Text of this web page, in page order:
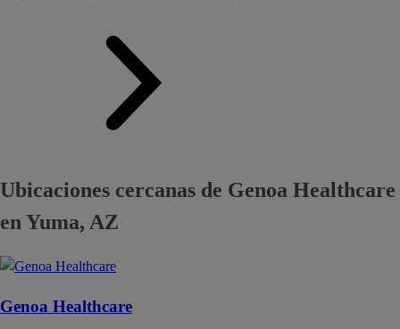
Ubicaciones cercanas de Genoa Healthcare
en Yuma, AZ
Genoa Healthcare